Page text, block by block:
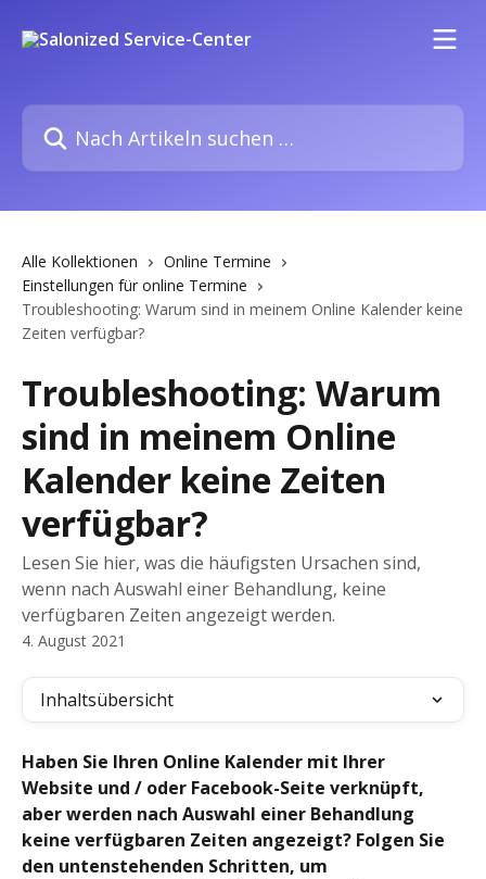
Nach Artikeln suchen …
Alle Kollektionen
Online Termine
Einstellungen für online Termine
Troubleshooting: Warum sind in meinem Online Kalender keine
Zeiten verfügbar?
Troubleshooting: Warum
sind in meinem Online
Kalender keine Zeiten
verfügbar?
Lesen Sie hier, was die häufigsten Ursachen sind,
wenn nach Auswahl einer Behandlung, keine
verfügbaren Zeiten angezeigt werden.
4. August 2021
Inhaltsübersicht
Haben Sie Ihren Online Kalender mit Ihrer
Website und / oder Facebook-Seite verknüpft,
aber werden nach Auswahl einer Behandlung
keine verfügbaren Zeiten angezeigt? Folgen Sie
den untenstehenden Schritten, um